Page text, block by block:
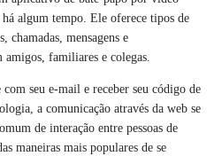
algum tempo. Ele oferece tipos de
chamadas, mensagens e
familiares e colegas.
seu e-mail e receber seu código de
a comunicação através da web se
de interação entre pessoas de
maneiras mais populares de se